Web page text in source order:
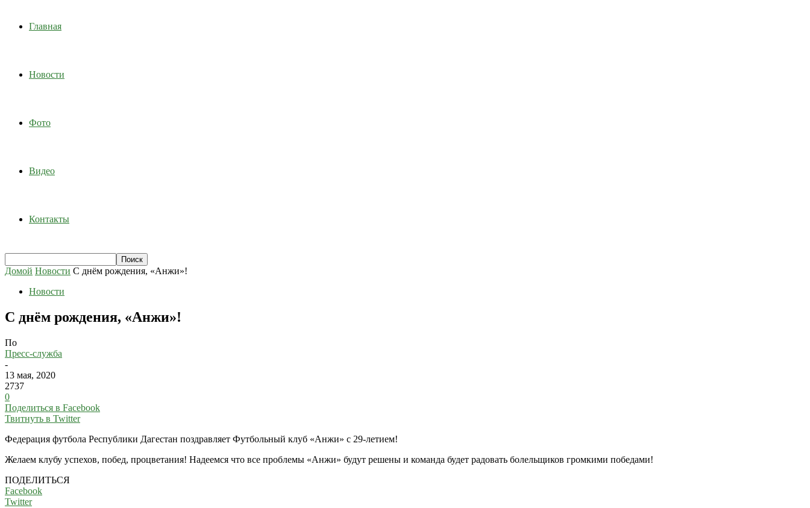
Главная
Новости
Фото
Видео
Контакты
Домой Новости С днём рождения, «Анжи»!
Новости
С днём рождения, «Анжи»!
По
Пресс-служба
-
13 мая, 2020
2737
0
Поделиться в Facebook
Твитнуть в Twitter
Федерация футбола Республики Дагестан поздравляет Футбольный клуб «Анжи» с 29-летием!
Желаем клубу успехов, побед, процветания! Надеемся что все проблемы «Анжи» будут решены и команда будет радовать болельщиков громкими победами!
ПОДЕЛИТЬСЯ
Facebook
Twitter